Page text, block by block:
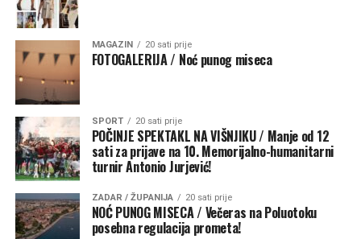
MAGAZIN 20 sati prije
FOTOGALERIJA / Noć punog miseca
SPORT 20 sati prije
POČINJE SPEKTAKL NA VIŠNJIKU / Manje od 12
sati za prijave na 10. Memorijalno-humanitarni
turnir Antonio Jurjević!
ZADAR / ŽUPANIJA 20 sati prije
NOĆ PUNOG MISECA / Večeras na Poluotoku
posebna regulacija prometa!